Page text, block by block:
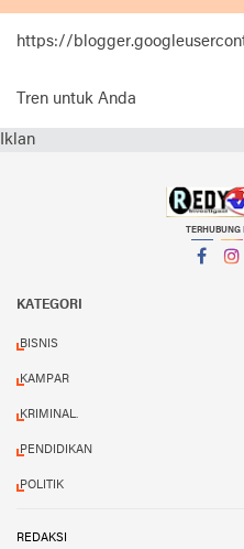
https://
Tren untuk Anda
Iklan
TERHUBUNG
KATEGORI
BISNIS
KAMPAR
KRIMINAL.
PENDIDIKAN
POLITIK
REDAKSI